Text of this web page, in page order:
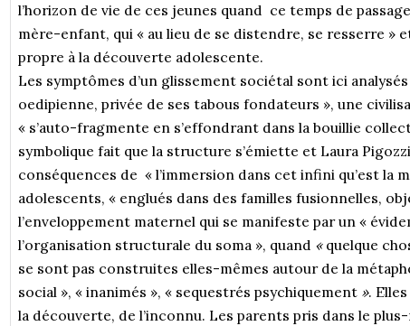
l’horizon de vie de ces jeunes quand ce temps de
mère-enfant, qui « au lieu de se distendre, se resserre »
propre à la découverte adolescente.
Les symptômes d’un glissement sociétal sont ici
oedipienne, privée de ses tabous fondateurs », une
« s’auto-fragmente en s’effondrant dans la bouillie
symbolique fait que la structure s’émiette et Laura
conséquences de « l’immersion dans cet infini qu’est la
adolescents, « englués dans des familles fusionnelles,
l’enveloppement maternel qui se manifeste par un «
l’organisation structurale du soma », quand « quelque
se sont pas construites elles-mêmes autour de la
social », « inanimés », « sequestrés psychiquement ».
la découverte, de l’inconnu. Les parents pris dans le